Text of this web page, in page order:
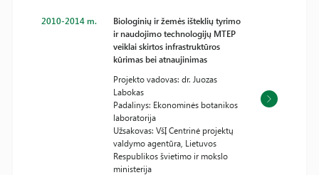
2010-2014 m.
Biologinių ir žemės išteklių tyrimo
ir naudojimo technologijų MTEP
veiklai skirtos infrastruktūros
kūrimas bei atnaujinimas
Projekto vadovas: dr. Juozas
Labokas
Padalinys: Ekonominės botanikos
laboratorija
Užsakovas: VšĮ Centrinė projektų
valdymo agentūra, Lietuvos
Respublikos švietimo ir mokslo
ministerija